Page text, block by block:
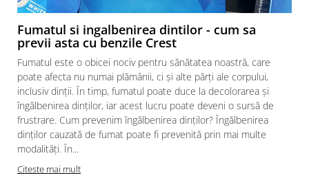
Fumatul si ingalbenirea dintilor - cum sa
previi asta cu benzile Crest
Fumatul este o obicei nociv pentru sănătatea noastră, care
poate afecta nu numai plămânii, ci și alte părți ale corpului,
inclusiv dinții. În timp, fumatul poate duce la decolorarea și
îngălbenirea dinților, iar acest lucru poate deveni o sursă de
frustrare. Cum prevenim îngălbenirea dinților? Îngălbenirea
dinților cauzată de fumat poate fi prevenită prin mai multe
modalități. În...
Citeste mai mult